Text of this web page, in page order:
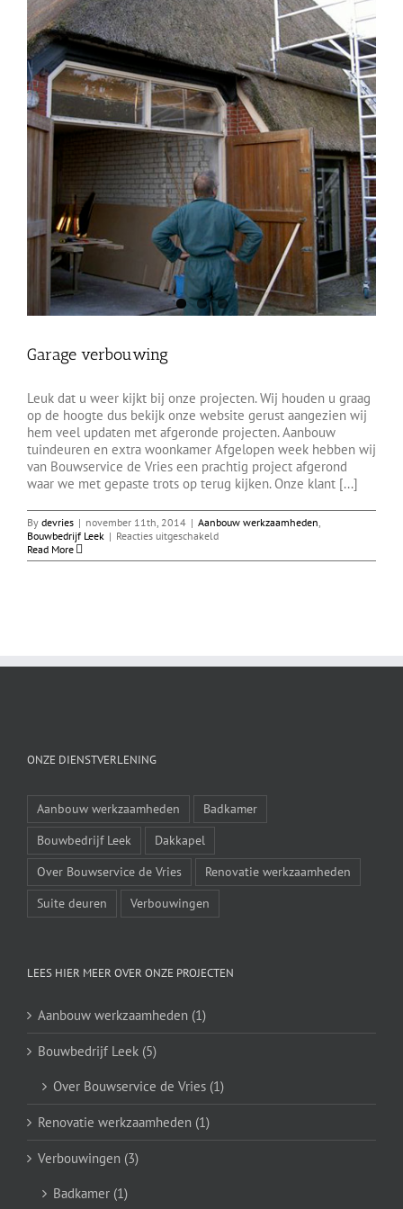
Garage verbouwing
Leuk dat u weer kijkt bij onze projecten. Wij houden u graag
op de hoogte dus bekijk onze website gerust aangezien wij
hem veel updaten met afgeronde projecten. Aanbouw
tuindeuren en extra woonkamer Afgelopen week hebben wij
van Bouwservice de Vries een prachtig project afgerond
waar we met gepaste trots op terug kijken. Onze klant [...]
By devries | november 11th, 2014 | Aanbouw werkzaamheden,
Bouwbedrijf Leek | Reacties uitgeschakeldvoor
verbouwing
Read More
ONZE DIENSTVERLENING
Aanbouw werkzaamheden
Badkamer
Bouwbedrijf Leek
Dakkapel
Over Bouwservice de Vries
Renovatie werkzaamheden
Suite deuren
Verbouwingen
LEES HIER MEER OVER ONZE PROJECTEN
Aanbouw werkzaamheden (1)
Bouwbedrijf Leek (5)
Over Bouwservice de Vries (1)
Renovatie werkzaamheden (1)
Verbouwingen (3)
Badkamer (1)